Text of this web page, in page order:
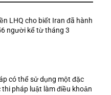
LHQ cho biết Iran đã hành
người kể từ tháng 3
có thể sử dụng một đặc
pháp luật làm điều khoản